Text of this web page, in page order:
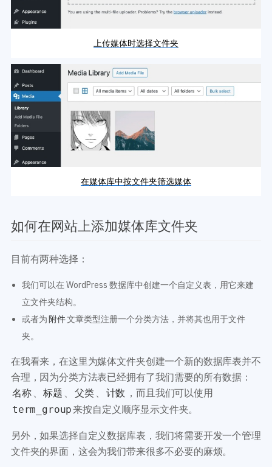
上传媒体时选择文件夹
在媒体库中按文件夹筛选媒体
如何在网站上添加媒体库文件夹
目前有两种选择：
我们可以在 WordPress 数据库中创建一个自定义表，用它来建
立文件夹结构。
或者为 附件文章类型注册一个分类方法，并将其也用于文件
夹。
在我看来，在这里为媒体文件夹创建一个新的数据库表并不
合理，因为分类方法表已经拥有了我们需要的所有数据：
名称 、 标题 、 父类 、 计数 ，而且我们可以使用
term_group来按自定义顺序显示文件夹。
另外，如果选择自定义数据库表，我们将需要开发一个管理
文件夹的界面，这会为我们带来很多不必要的麻烦。